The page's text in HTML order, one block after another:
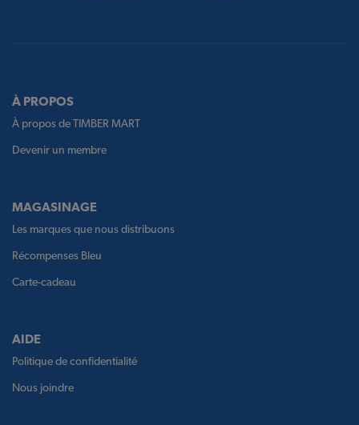
À PROPOS
À propos de TIMBER MART
Devenir un membre
MAGASINAGE
Les marques que nous distribuons
Récompenses Bleu
Carte-cadeau
AIDE
Politique de confidentialité
Nous joindre